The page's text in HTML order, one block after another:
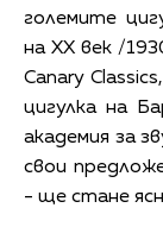
големите
на ХХ век /
Canary
цигулка на
академия за
свои
- ще стане